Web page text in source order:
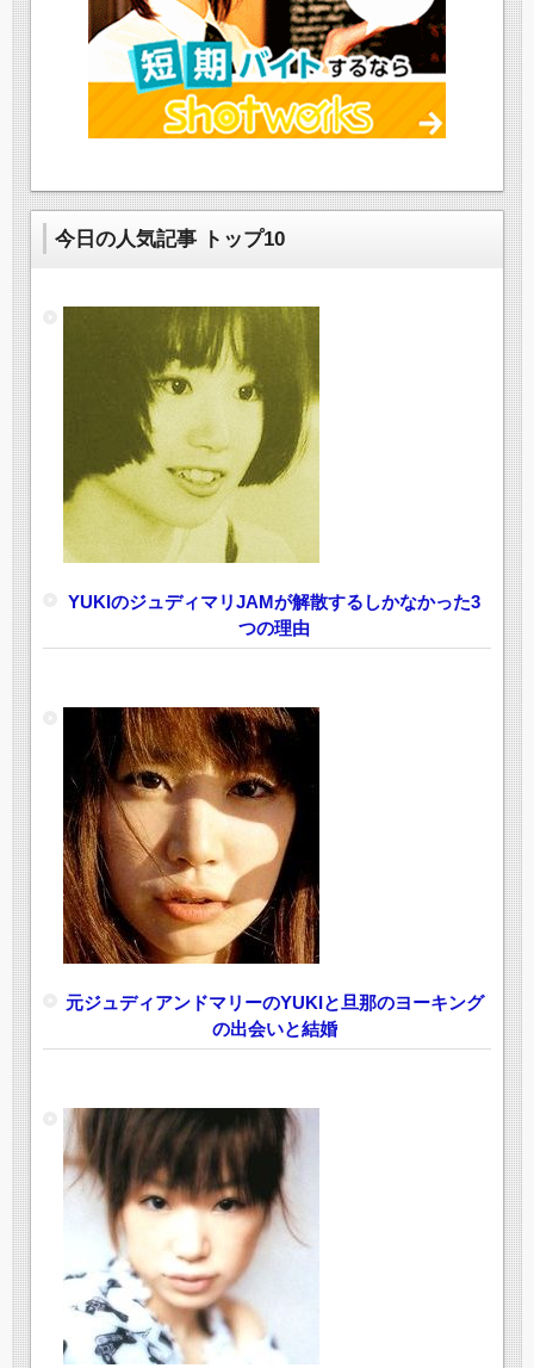
今日の人気記事 トップ10
YUKIのジュディマリJAMが解散するしかなかった3
つの理由
元ジュディアンドマリーのYUKIと旦那のヨーキング
の出会いと結婚